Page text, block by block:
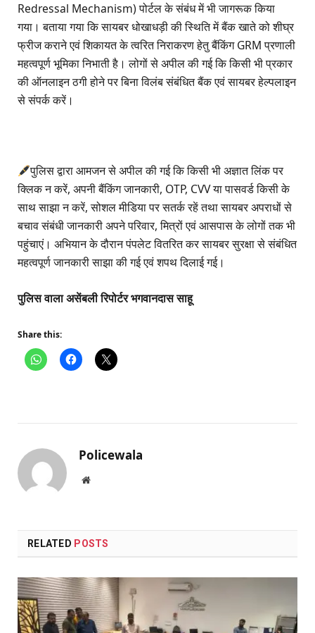
Redressal Mechanism) पोर्टल के संबंध में भी जागरूक किया
गया। बताया गया कि सायबर धोखाधड़ी की स्थिति में बैंक खाते को शीघ्र
फ्रीज कराने एवं शिकायत के त्वरित निराकरण हेतु बैंकिंग GRM प्रणाली
महत्वपूर्ण भूमिका निभाती है। लोगों से अपील की गई कि किसी भी प्रकार
की ऑनलाइन ठगी होने पर बिना विलंब संबंधित बैंक एवं सायबर हेल्पलाइन
से संपर्क करें।
पुलिस द्वारा आमजन से अपील की गई कि किसी भी अज्ञात लिंक पर
क्लिक न करें, अपनी बैंकिंग जानकारी, OTP, CVV या पासवर्ड किसी के
साथ साझा न करें, सोशल मीडिया पर सतर्क रहें तथा सायबर अपराधों से
बचाव संबंधी जानकारी अपने परिवार, मित्रों एवं आसपास के लोगों तक भी
पहुंचाएं। अभियान के दौरान पंपलेट वितरित कर सायबर सुरक्षा से संबंधित
महत्वपूर्ण जानकारी साझा की गई एवं शपथ दिलाई गई।
पुलिस वाला असेंबली रिपोर्टर भगवानदास साहू
Share this:
Policewala
Website
RELATED POSTS